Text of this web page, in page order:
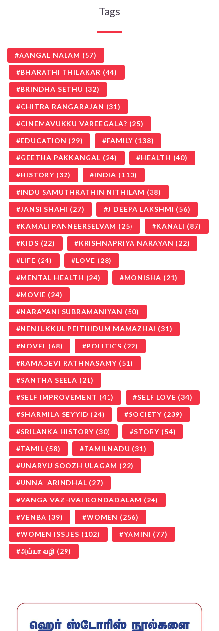
Tags
AANGAL NALAM (57)
BHARATHI THILAKAR (44)
BRINDHA SETHU (32)
CHITRA RANGARAJAN (31)
CINEMAVUKKU VAREEGALA? (25)
EDUCATION (29) FAMILY (138)
GEETHA PAKKANGAL (24) HEALTH (40)
HISTORY (32) INDIA (110)
INDU SAMUTHRATHIN NITHILAM (38)
JANSI SHAHI (27) J DEEPA LAKSHMI (56)
KAMALI PANNEERSELVAM (25) KANALI (87)
KIDS (22) KRISHNAPRIYA NARAYAN (22)
LIFE (24) LOVE (28)
MENTAL HEALTH (24) MONISHA (21)
MOVIE (24)
NARAYANI SUBRAMANIYAN (50)
NENJUKKUL PEITHIDUM MAMAZHAI (31)
NOVEL (68) POLITICS (22)
RAMADEVI RATHNASAMY (51)
SANTHA SEELA (21)
SELF IMPROVEMENT (41) SELF LOVE (34)
SHARMILA SEYYID (24) SOCIETY (239)
SRILANKA HISTORY (30) STORY (54)
TAMIL (58) TAMILNADU (31)
UNARVU SOOZH ULAGAM (22)
UNNAI ARINDHAL (27)
VANGA VAZHVAI KONDADALAM (24)
VENBA (39) WOMEN (256)
WOMEN ISSUES (102) YAMINI (77)
அய்யா வழி (29)